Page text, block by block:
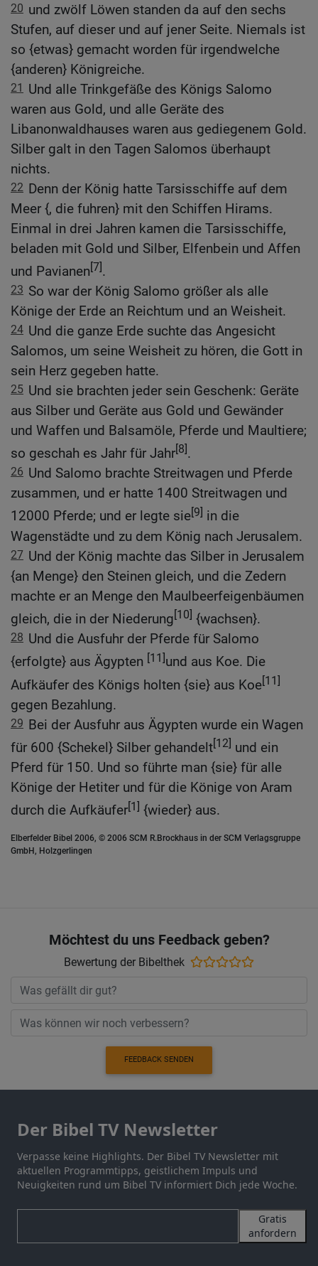
20 und zwölf Löwen standen da auf den sechs
Stufen, auf dieser und auf jener Seite. Niemals ist
so {etwas} gemacht worden für irgendwelche
{anderen} Königreiche.
21 Und alle Trinkgefäße des Königs Salomo
waren aus Gold, und alle Geräte des
Libanonwaldhauses waren aus gediegenem Gold.
Silber galt in den Tagen Salomos überhaupt
nichts.
22 Denn der König hatte Tarsisschiffe auf dem
Meer {, die fuhren} mit den Schiffen Hirams.
Einmal in drei Jahren kamen die Tarsisschiffe,
beladen mit Gold und Silber, Elfenbein und Affen
und Pavianen[7].
23 So war der König Salomo größer als alle
Könige der Erde an Reichtum und an Weisheit.
24 Und die ganze Erde suchte das Angesicht
Salomos, um seine Weisheit zu hören, die Gott in
sein Herz gegeben hatte.
25 Und sie brachten jeder sein Geschenk: Geräte
aus Silber und Geräte aus Gold und Gewänder
und Waffen und Balsamöle, Pferde und Maultiere;
so geschah es Jahr für Jahr[8].
26 Und Salomo brachte Streitwagen und Pferde
zusammen, und er hatte 1400 Streitwagen und
12000 Pferde; und er legte sie[9] in die
Wagenstädte und zu dem König nach Jerusalem.
27 Und der König machte das Silber in Jerusalem
{an Menge} den Steinen gleich, und die Zedern
machte er an Menge den Maulbeerfeigenbäumen
gleich, die in der Niederung[10] {wachsen}.
28 Und die Ausfuhr der Pferde für Salomo
{erfolgte} aus Ägypten [11]und aus Koe. Die
Aufkäufer des Königs holten {sie} aus Koe[11]
gegen Bezahlung.
29 Bei der Ausfuhr aus Ägypten wurde ein Wagen
für 600 {Schekel} Silber gehandelt[12] und ein
Pferd für 150. Und so führte man {sie} für alle
Könige der Hetiter und für die Könige von Aram
durch die Aufkäufer[1] {wieder} aus.
Elberfelder Bibel 2006, © 2006 SCM R.Brockhaus in der SCM Verlagsgruppe
GmbH, Holzgerlingen
Möchtest du uns Feedback geben?
Bewertung der Bibelthek
FEEDBACK SENDEN
Der Bibel TV Newsletter
Verpasse keine Highlights. Der Bibel TV Newsletter mit
aktuellen Programmtipps, geistlichem Impuls und
Neuigkeiten rund um Bibel TV informiert Dich jede Woche.
Gratis
anfordern